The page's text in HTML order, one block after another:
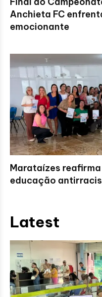
Anchieta FC
emocionante
Marataízes
educação
Latest